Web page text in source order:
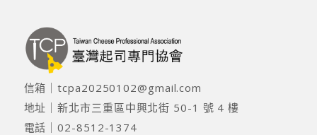
信箱｜tcpa20250102@gmail.com
地址｜新北市三重區中興北街 50-1 號 4 樓
電話｜02-8512-1374